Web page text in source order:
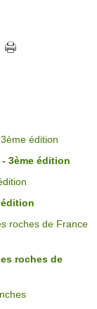
3ème édition
roches de